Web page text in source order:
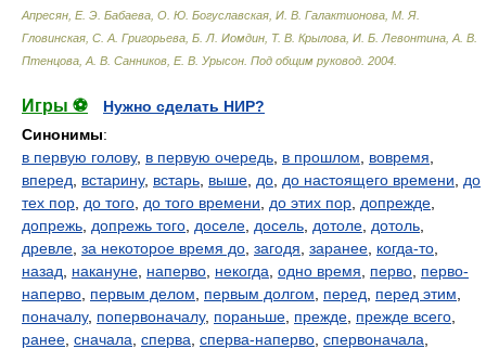
Апресян, Е. Э. Бабаева, О. Ю. Богуславская, И. В. Галактионова, М. Я.
Гловинская, С. А. Григорьева, Б. Л. Иомдин, Т. В. Крылова, И. Б. Левонтина, А. В.
Птенцова, А. В. Санников, Е. В. Урысон. Под общим руковод 2004
Игры ⚽
Нужно сделать НИР?
Синонимы:
в первую голову, в первую очередь в прошлом вовремя
вперед
встарину, встарь выше до до настоящего времени
до
тех пор до того до того времени до этих пор допрежде
допрежь допрежь того доселе досель дотоле дотоль
древле за некоторое время до загодя заранее когда-то
назад
накануне наперво некогда одно время перво перво-
наперво первым делом первым долгом перед перед этим
поначалу, попервоначалу, пораньше прежде прежде всего
ранее сначала сперва сперва-наперво спервоначала